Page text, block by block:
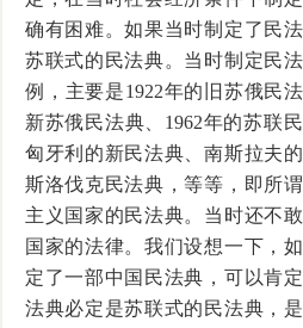
确有困难。如果当时制定了民
苏联式的民法典。当时制定民
例，主要是1922年的旧苏俄民
新苏俄民法典、1962年的苏联
匈牙利的新民法典、南斯拉夫
斯洛伐克民法典，等等，即所
主义国家的民法典。当时还不
国家的法律。我们设想一下，
定了一部中国民法典，可以肯
法典必定是苏联式的民法典，